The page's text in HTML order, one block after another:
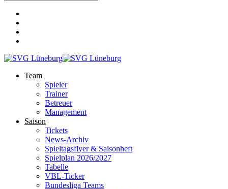
Team
Spieler
Trainer
Betreuer
Management
Saison
Tickets
News-Archiv
Spieltagsflyer & Saisonheft
Spielplan 2026/2027
Tabelle
VBL-Ticker
Bundesliga Teams